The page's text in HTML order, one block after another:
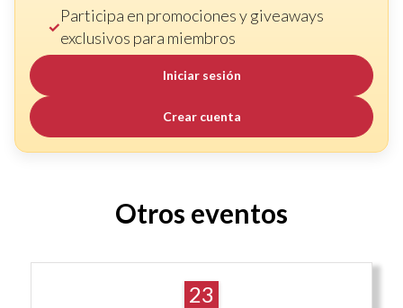
Participa en promociones y giveaways
exclusivos para miembros
Iniciar sesión
Crear cuenta
Otros eventos
23